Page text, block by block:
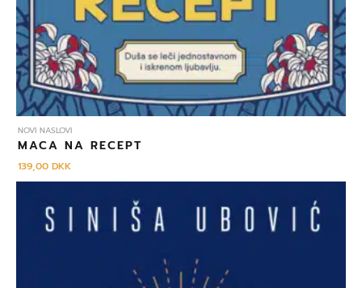
NOVI NASLOVI
MACA NA RECEPT
139,00DKK